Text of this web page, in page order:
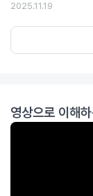
2025.11.19
영상으로 이해